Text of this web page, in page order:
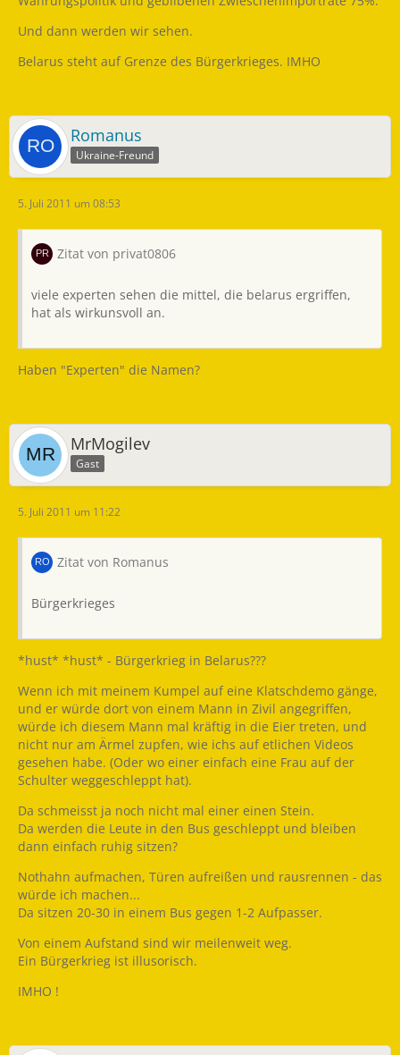
Und dann werden wir sehen.
Belarus steht auf Grenze des Bürgerkrieges. IMHO
Romanus
Ukraine-Freund
5. Juli 2011 um 08:53
Zitat von privat0806
viele experten sehen die mittel, die belarus ergriffen,
hat als wirkunsvoll an.
Haben "Experten" die Namen?
MrMogilev
Gast
5. Juli 2011 um 11:22
Zitat von Romanus
Bürgerkrieges
*hust* *hust* - Bürgerkrieg in Belarus???
Wenn ich mit meinem Kumpel auf eine Klatschdemo gänge,
und er würde dort von einem Mann in Zivil angegriffen,
würde ich diesem Mann mal kräftig in die Eier treten, und
nicht nur am Ärmel zupfen, wie ichs auf etlichen Videos
gesehen habe. (Oder wo einer einfach eine Frau auf der
Schulter weggeschleppt hat).
Da schmeisst ja noch nicht mal einer einen Stein.
Da werden die Leute in den Bus geschleppt und bleiben
dann einfach ruhig sitzen?
Nothahn aufmachen, Türen aufreißen und rausrennen - das
würde ich machen...
Da sitzen 20-30 in einem Bus gegen 1-2 Aufpasser.
Von einem Aufstand sind wir meilenweit weg.
Ein Bürgerkrieg ist illusorisch.
IMHO !